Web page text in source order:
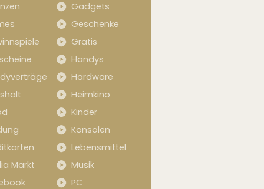
Gadgets
Geschenke
Gratis
Handys
Hardware
Heimkino
Kinder
Konsolen
Lebensmittel
Markt
Musik
PC